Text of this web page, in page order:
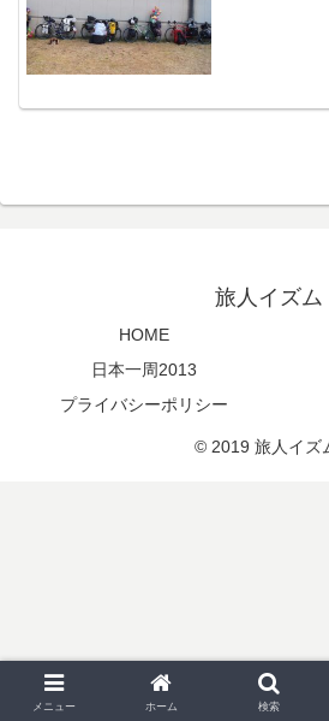
旅人イズム
HOME
日本一周2013
プライバシーポリシー
© 2019 旅人イズ
メニュー ホーム 検索